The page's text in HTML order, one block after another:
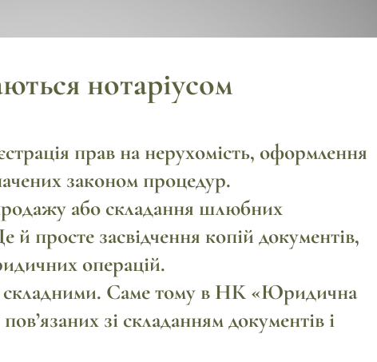
нотаріусом
прав на нерухомість, оформлення
законом процедур.
або складання шлюбних
й просте засвідчення копій документів,
операцій.
складними. Саме тому в НК «Юридична
зі складанням документів і